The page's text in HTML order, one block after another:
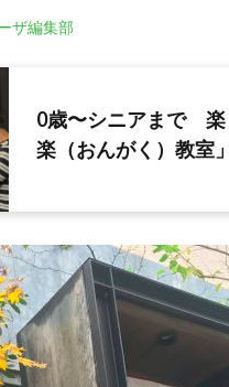
ザ編集部
0歳〜シニアまで 楽
楽（おんがく）教室